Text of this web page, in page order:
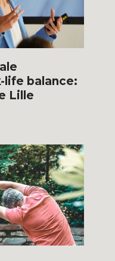
life balance:
Lille